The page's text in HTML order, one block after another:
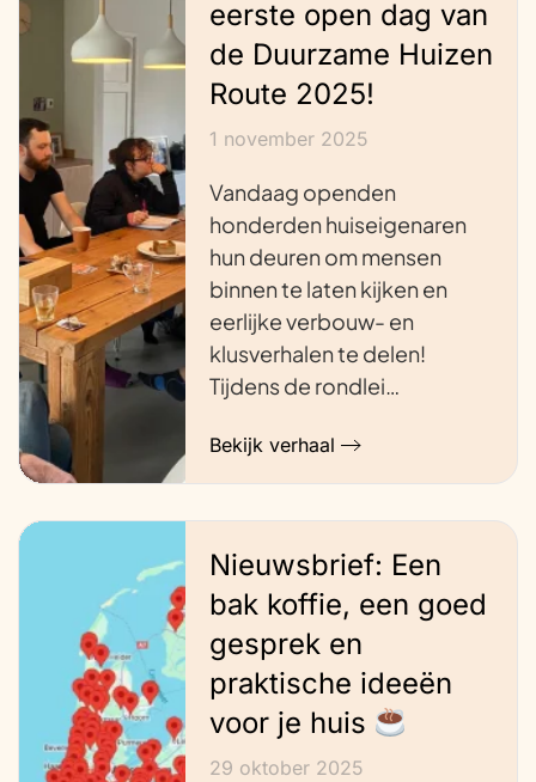
eerste open dag van
de Duurzame Huizen
Route 2025!
1 november 2025
Vandaag openden
honderden huiseigenaren
hun deuren om mensen
binnen te laten kijken en
eerlijke verbouw- en
klusverhalen te delen!
Tijdens de rondlei…
Bekijk verhaal
Nieuwsbrief: Een
bak koffie, een goed
gesprek en
praktische ideeën
voor je huis
29 oktober 2025